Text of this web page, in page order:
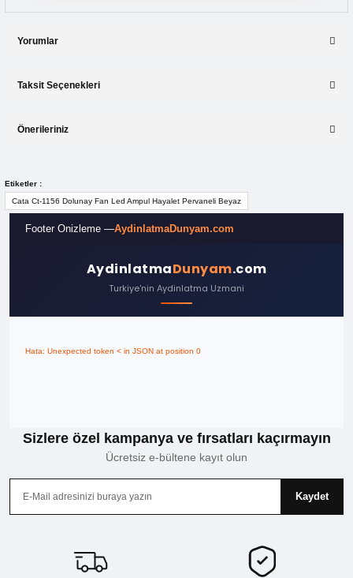
Yorumlar
Taksit Seçenekleri
Önerileriniz
Bu ürünün fiyat bilgisi, resim, ürün açıklamalarında ve diğer
konularda yetersiz gördüğünüz noktaları öneri formunu kullanarak
tarafımıza iletebilirsiniz.
Görüş ve önerileriniz için teşekkür ederiz.
Ürün resmi kalitesiz, bozuk veya görüntülenemiyor.
Ürün açıklamasında eksik bilgiler bulunuyor.
Bu ürüne benzer farklı alternatifler olmalı.
Gönder
Etiketler :
Cata Ct-1156 Dolunay Fan Led Ampul Hayalet Pervaneli Beyaz
Footer Onizleme —AydinlatmaDunyam.com
AydinlatmaDunyam.com
Turkiye'nin Aydinlatma Uzmani
Hata: Unexpected token < in JSON at position 0
Sizlere özel kampanya ve fırsatları kaçırmayın
Ücretsiz e-bültene kayıt olun
Kaydet